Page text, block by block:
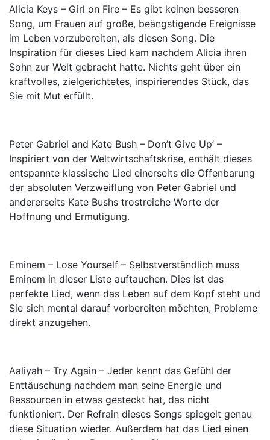
Alicia Keys – Girl on Fire – Es gibt keinen besseren
Song, um Frauen auf große, beängstigende Ereignisse
im Leben vorzubereiten, als diesen Song. Die
Inspiration für dieses Lied kam nachdem Alicia ihren
Sohn zur Welt gebracht hatte. Nichts geht über ein
kraftvolles, zielgerichtetes, inspirierendes Stück, das
Sie mit Mut erfüllt.
Peter Gabriel and Kate Bush – Don’t Give Up’ –
Inspiriert von der Weltwirtschaftskrise, enthält dieses
entspannte klassische Lied einerseits die Offenbarung
der absoluten Verzweiflung von Peter Gabriel und
andererseits Kate Bushs trostreiche Worte der
Hoffnung und Ermutigung.
Eminem – Lose Yourself – Selbstverständlich muss
Eminem in dieser Liste auftauchen. Dies ist das
perfekte Lied, wenn das Leben auf dem Kopf steht und
Sie sich mental darauf vorbereiten möchten, Probleme
direkt anzugehen.
Aaliyah – Try Again – Jeder kennt das Gefühl der
Enttäuschung nachdem man seine Energie und
Ressourcen in etwas gesteckt hat, das nicht
funktioniert. Der Refrain dieses Songs spiegelt genau
diese Situation wieder. Außerdem hat das Lied einen